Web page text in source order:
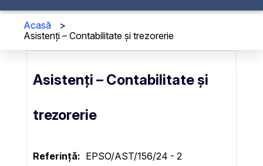
Acasă
>
Asistenți – Contabilitate și trezorerie
Asistenți – Contabilitate și
trezorerie
Referință: EPSO/AST/156/24 - 2